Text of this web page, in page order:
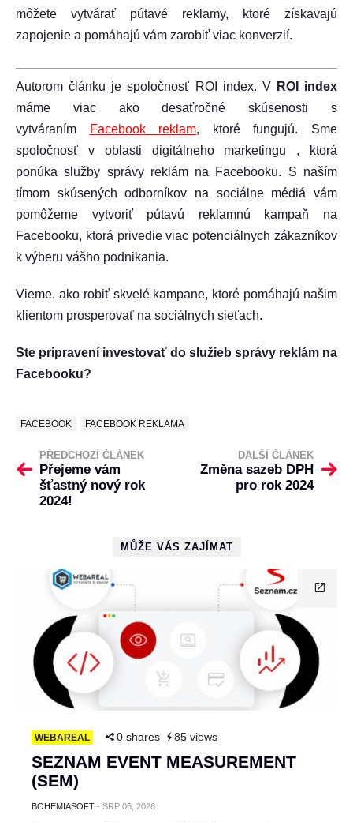
môžete vytvárať pútavé reklamy, ktoré získavajú
zapojenie a pomáhajú vám zarobiť viac konverzií.
Autorom článku je spoločnosť ROI index. V ROI index
máme viac ako desaťročné skúsenosti s
vytváraním
Facebook reklam, ktoré fungujú. Sme
spoločnosť v oblasti digitálneho marketingu , ktorá
ponúka služby správy reklám na Facebooku. S naším
tímom skúsených odborníkov na sociálne médiá vám
pomôžeme vytvoriť pútavú reklamnú kampaň na
Facebooku, ktorá privedie viac potenciálnych zákazníkov
k výberu vášho podnikania.
Vieme, ako robiť skvelé kampane, ktoré pomáhajú našim
klientom prosperovať na sociálnych sieťach.
Ste pripravení investovať do služieb správy reklám na
Facebooku?
FACEBOOK FACEBOOK REKLAMA
PŘEDCHOZÍ ČLÁNEK
Přejeme vám
šťastný nový rok
2024!
DALŠÍ ČLÁNEK
Změna sazeb DPH
pro rok 2024
MŮŽE VÁS ZAJÍMAT
WEBAREAL 0 shares 85 views
SEZNAM EVENT MEASUREMENT
(SEM)
BOHEMIASOFT - SRP 06, 2026